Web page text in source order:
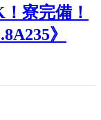
寮完備！
》